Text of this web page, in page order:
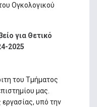
Ογκολογικού
για Θετικό
2025
του Τμήματος
μας.
υπό την